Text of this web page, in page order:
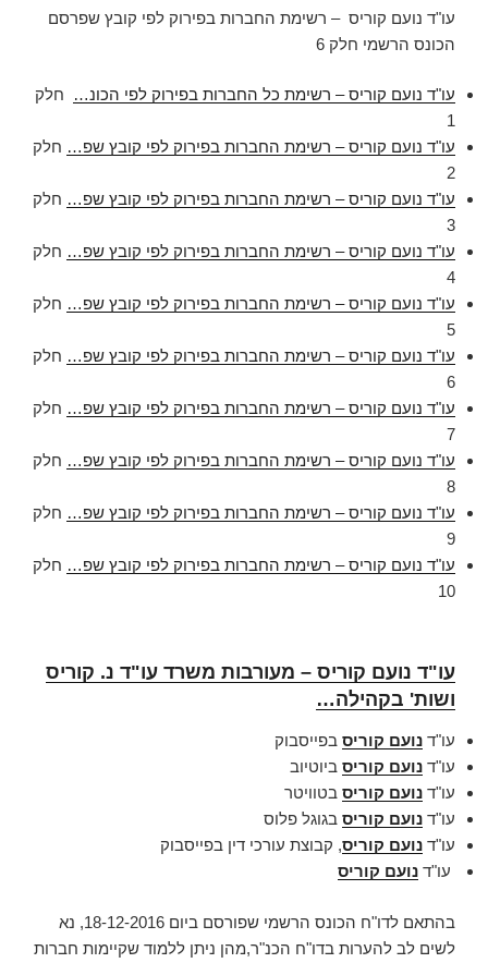
עו"ד נועם קוריס – רשימת החברות בפירוק לפי קובץ שפרסם
הכונס הרשמי חלק 6
עו"ד נועם קוריס – רשימת כל החברות בפירוק לפי הכונ…
חלק
1
עו"ד נועם קוריס – רשימת החברות בפירוק לפי קובץ שפ… חלק
2
עו"ד נועם קוריס – רשימת החברות בפירוק לפי קובץ שפ… חלק
3
עו"ד נועם קוריס – רשימת החברות בפירוק לפי קובץ שפ… חלק
4
עו"ד נועם קוריס – רשימת החברות בפירוק לפי קובץ שפ… חלק
5
עו"ד נועם קוריס – רשימת החברות בפירוק לפי קובץ שפ… חלק
6
עו"ד נועם קוריס – רשימת החברות בפירוק לפי קובץ שפ… חלק
7
עו"ד נועם קוריס – רשימת החברות בפירוק לפי קובץ שפ… חלק
8
עו"ד נועם קוריס – רשימת החברות בפירוק לפי קובץ שפ… חלק
9
עו"ד נועם קוריס – רשימת החברות בפירוק לפי קובץ שפ… חלק
10
עו"ד נועם קוריס – מעורבות משרד עו"ד נ. קוריס
ושות' בקהילה…
עו"ד נועם קוריס בפייסבוק
עו"ד נועם קוריס ביוטיוב
עו"ד נועם קוריס בטוויטר
עו"ד נועם קוריס בגוגל פלוס
עו"ד נועם קוריס, קבוצת עורכי דין בפייסבוק
עו"ד נועם קוריס
בהתאם לדו"ח הכונס הרשמי שפורסם ביום 18-12-2016, נא
לשים לב להערות בדו"ח הכנ"ר,מהן ניתן ללמוד שקיימות חברות